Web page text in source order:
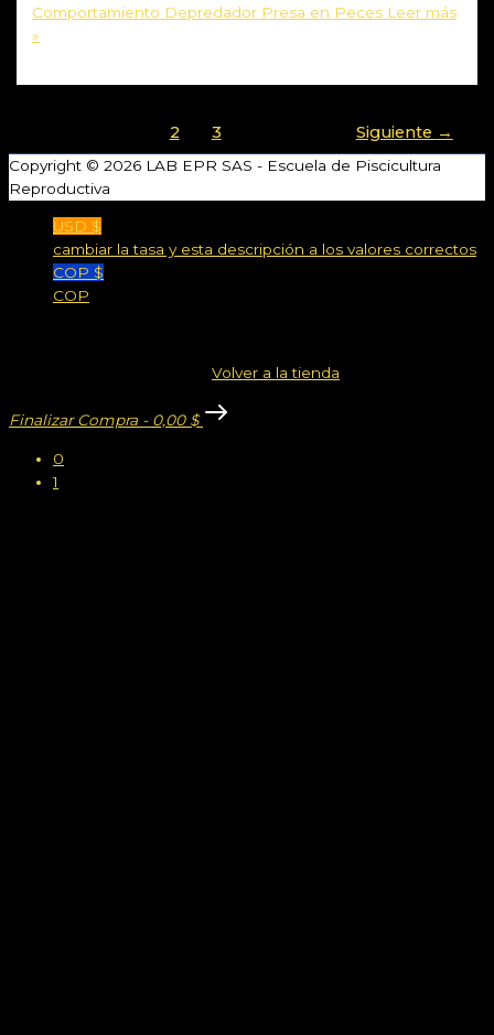
Comportamiento Depredador Presa en Peces Leer más
»
2 3 Siguiente →
Copyright © 2026 LAB EPR SAS - Escuela de Piscicultura
Reproductiva
USD $
cambiar la tasa y esta descripción a los valores correctos
COP $
COP
Volver a la tienda
Finalizar Compra - 0,00 $
0
1